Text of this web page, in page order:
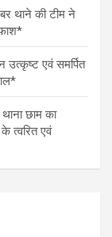
थाने की टीम ने
एवं समर्पित
छाम का
त्वरित एवं